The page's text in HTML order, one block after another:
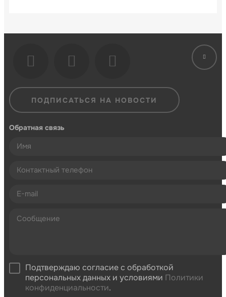
ПОДПИСАТЬСЯ НА НОВОСТИ
Обратная связь
Подтверждаю согласие с обработкой
персональных данных и условиями Политики
конфиденциальности.